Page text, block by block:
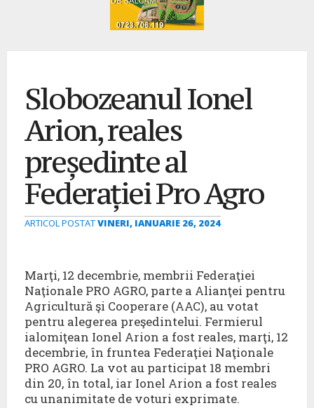
Slobozeanul Ionel
Arion, reales
președinte al
Federației Pro Agro
ARTICOL POSTATVINERI, IANUARIE 26, 2024
Marţi, 12 decembrie, membrii Federaţiei
Naţionale PRO AGRO, parte a Alianţei pentru
Agricultură şi Cooperare (AAC), au votat
pentru alegerea preşedintelui. Fermierul
ialomiţean Ionel Arion a fost reales, marţi, 12
decembrie, în fruntea Federaţiei Naţionale
PRO AGRO. La vot au participat 18 membri
din 20, în total, iar Ionel Arion a fost reales
cu unanimitate de voturi exprimate.